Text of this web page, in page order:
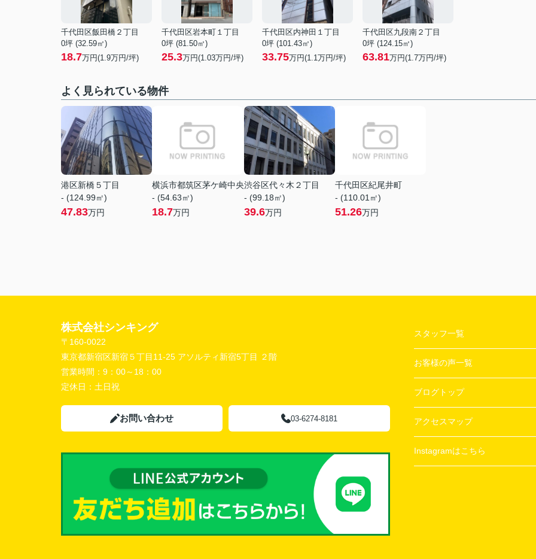
千代田区飯田橋２丁目
0坪 (32.59㎡)
18.7万円(1.9万円/坪)
千代田区岩本町１丁目
0坪 (81.50㎡)
25.3万円(1.03万円/坪)
千代田区内神田１丁目
0坪 (101.43㎡)
33.75万円(1.1万円/坪)
千代田区九段南２丁目
0坪 (124.15㎡)
63.81万円(1.7万円/坪)
よく見られている物件
港区新橋５丁目
- (124.99㎡)
47.83万円
横浜市都筑区茅ケ崎中央
- (54.63㎡)
18.7万円
渋谷区代々木２丁目
- (99.18㎡)
39.6万円
千代田区紀尾井町
- (110.01㎡)
51.26万円
株式会社シンキング
〒160-0022
東京都新宿区新宿５丁目11-25 アソルティ新宿5丁目 ２階
営業時間： 9：00～18：00
定休日： 土日祝
お問い合わせ 03-6274-8181
スタッフ一覧
お客様の声一覧
ブログトップ
アクセスマップ
Instagramはこちら